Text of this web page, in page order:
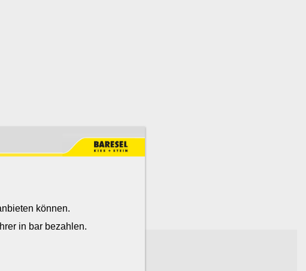
können.
in bar bezahlen.